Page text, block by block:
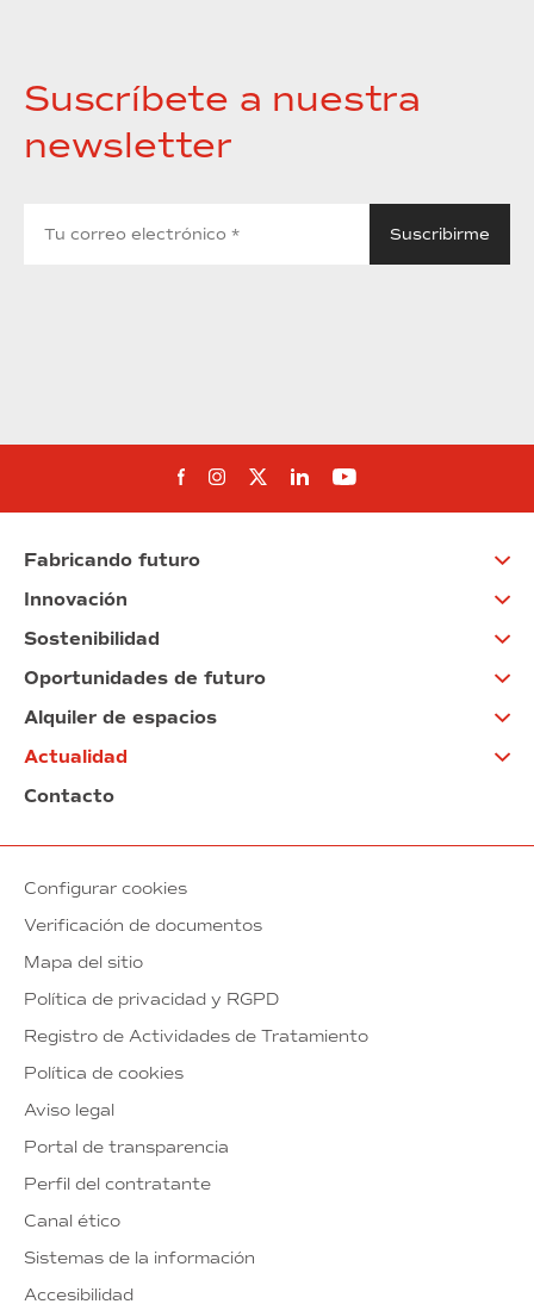
Suscríbete a nuestra
newsletter
Síguenos en Facebook
Síguenos en Instagram
Síguenos en Twitter
Síguenos en Linkedin
Síguenos en
Fabricando futuro
Innovación
Sostenibilidad
Oportunidades de futuro
Alquiler de espacios
Actualidad
Contacto
Configurar cookies
Verificación de documentos
Mapa del sitio
Política de privacidad y RGPD
Registro de Actividades de Tratamiento
Política de cookies
Aviso legal
Portal de transparencia
Perfil del contratante
Canal ético
Sistemas de la información
Accesibilidad